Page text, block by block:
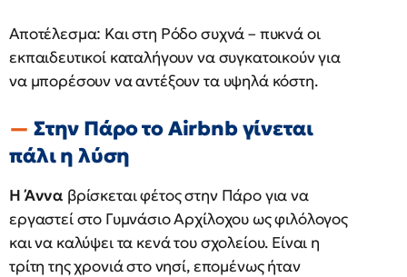
Αποτέλεσμα: Και στη Ρόδο συχνά – πυκνά οι
εκπαιδευτικοί καταλήγουν να συγκατοικούν για
να μπορέσουν να αντέξουν τα υψηλά κόστη.
Στην Πάρο το Airbnb γίνεται
πάλι η λύση
Η Άννα βρίσκεται φέτος στην Πάρο για να
εργαστεί στο Γυμνάσιο Αρχίλοχου ως φιλόλογος
και να καλύψει τα κενά του σχολείου. Είναι η
τρίτη της χρονιά στο νησί, επομένως ήταν